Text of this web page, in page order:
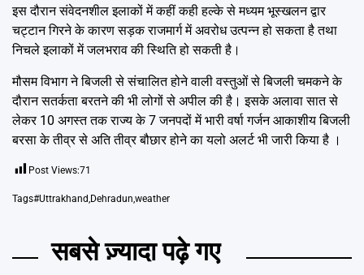
इस दौरान संवेदनशील इलाकों में कहीं कही हल्के से मध्यम भूस्खलन द्वार
चट्टान गिरने के कारण सड़क राजमार्ग में अवरोध उत्पन्न हो सकता है तथा
निचले इलाकों में जलभराव की स्थिति हो सकती है।
मौसम विभाग ने बिजली से संचालित होने वाली वस्तुओं से बिजली चमकने के
दौरान सतर्कता बरतने की भी लोगों से अपील की है। इसके अलावा सात से
लेकर 10 अगस्त तक राज्य के 7 जनपदों में भारी वर्षा गर्जन आकाशीय बिजली
बरसा के तीव्र से अति तीव्र बौछार होने का यलो अलर्ट भी जारी किया है ।
Post Views:71
Tags#Uttrakhand Dehradun weather
सबसे ज़्यादा पढ़े गए